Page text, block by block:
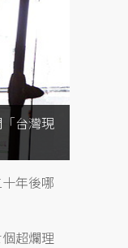
「台灣現
年後哪
超爛理